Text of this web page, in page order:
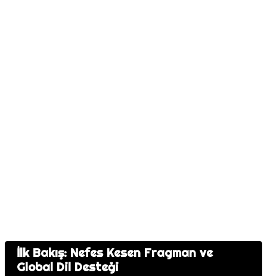
İlk Bakış: Nefes Kesen Fragman ve
Global Dil Desteği